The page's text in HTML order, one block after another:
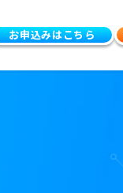
お申込みはこちら